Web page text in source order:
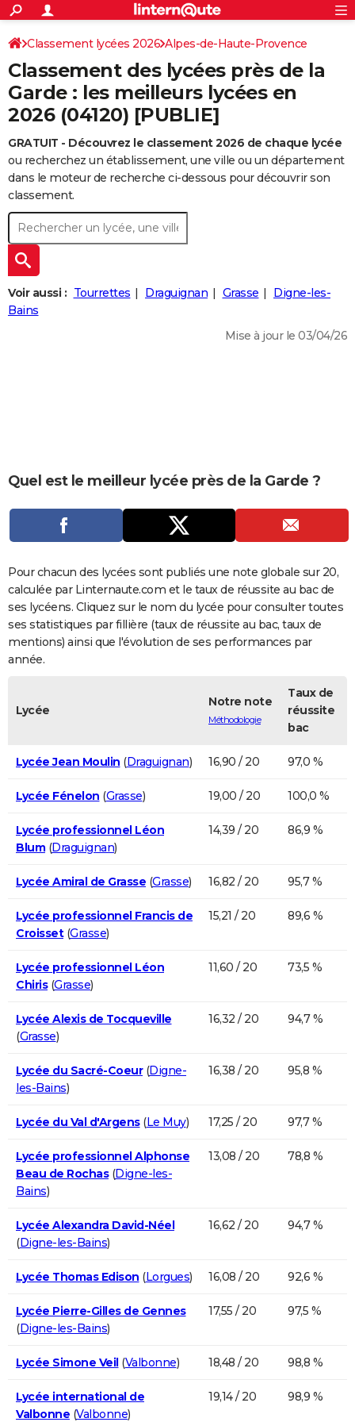
ACTUALITÉS
Politique
Société
Faits Divers
Education
Monde
Villes
+
SPORT
Coupe du monde 2026
Football
Tennis
Cyclisme
Rugby
Forum
CULTURE
Programme TV
TNT
Streaming
Cinéma
Sorties cinéma
Musique
+
FINANCE
Retraite
Impôts
Epargne
Immobilier
Risques naturels par ville
Banque
Assurance
Crédit
AUTO
Essais
Réserver un essai
Citadines
Berlines
SUV
Forum auto
+
HIGH-TECH
BRICOLAGE
Forum
Aménagement intérieur
Extérieur
Cuisine
Salle de bains
Jardinage
Rangement
+WEEK-END
Guides de France
Escapades
Patrimoine
Expositions
Musées
Week-end nature
+
LIFESTYLE
Art de vivre
Bien-être
Loisirs
Mode
Modes de vie
+SANTE
Dictionnaire
Biographies
Expressions
Proverbes
PROGRAMME TV
COPAINS D'AVANT
S'inscrire
Se connecter
Lycées
Collèges
Primaires
Universités
Entreprises
Service militaire
Avis de recherche
AVIS DE DÉCÈS
FORUM
Bricolage
Lifestyle
Culture
Sport
Auto
Television
Voyage
Cinema
Rechercher
S'inscrire
Connexion
Classement lycées 2026 Alpes-de-Haute-Provence
Classement des lycées près de la
Garde : les meilleurs lycées en
2026 (04120) [PUBLIE]
GRATUIT - Découvrez le classement 2026 de chaque lycée
ou recherchez un établissement, une ville ou un département
dans le moteur de recherche ci-dessous pour découvrir son
classement.
Voir aussi : Tourrettes Draguignan Grasse
Digne-les-
Bains
Mise à jour le 03/04/26
Quel est le meilleur lycée près de la Garde ?
Pour chacun des lycées sont publiés une note globale sur 20,
calculée par Linternaute.com et le taux de réussite au bac de
ses lycéens. Cliquez sur le nom du lycée pour consulter toutes
ses statistiques par fillière (taux de réussite au bac, taux de
mentions) ainsi que l'évolution de ses performances par
année.
Lycée
Notre note
Méthodologie
Taux de
réussite
bac
Lycée Jean Moulin (Draguignan) 16,90 / 20 97,0 %
Lycée Fénelon (Grasse) 19,00 / 20 100,0 %
Lycée professionnel Léon
Blum(Draguignan)
14,39 / 20 86,9 %
Lycée Amiral de Grasse (Grasse) 16,82 / 20 95,7 %
Lycée professionnel Francis de
Croisset(Grasse)
15,21 / 20 89,6 %
Lycée professionnel Léon
Chiris(Grasse)
11,60 / 20 73,5 %
Lycée Alexis de Tocqueville
(Grasse)
16,32 / 20 94,7 %
Lycée du Sacré-Coeur(Digne-
les-Bains)
16,38 / 20 95,8 %
Lycée du Val d'Argens(Le Muy) 17,25 / 20 97,7 %
Lycée professionnel Alphonse
Beau de Rochas(Digne-les-
Bains)
13,08 / 20 78,8 %
Lycée Alexandra David-Néel
(Digne-les-Bains)
16,62 / 20 94,7 %
Lycée Thomas Edison (Lorgues) 16,08 / 20 92,6 %
Lycée Pierre-Gilles de Gennes
(Digne-les-Bains)
17,55 / 20 97,5 %
Lycée Simone Veil(Valbonne) 18,48 / 20 98,8 %
Lycée international de
Valbonne (Valbonne)
19,14 / 20 98,9 %